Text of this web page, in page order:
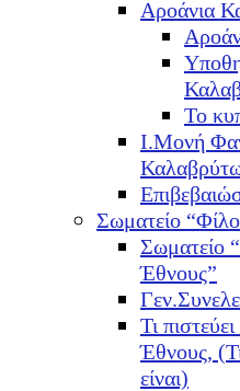
Αροάνια
Το
Ι.Μονή
Σωματείο
Σωματείο
Έθνους”
Τι
Έθνους,
είναι)